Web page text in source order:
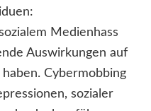
Medienhass
Auswirkungen auf
Cybermobbing
sozialer